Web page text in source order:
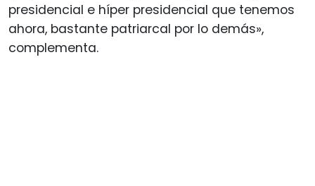
presidencial e híper presidencial que tenemos
ahora, bastante patriarcal por lo demás»,
complementa.